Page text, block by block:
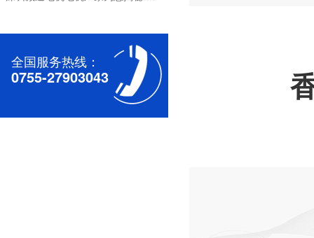
全国服务热线：
0755-27903043